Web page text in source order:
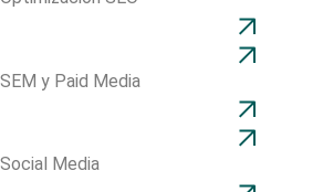
SEM y Paid Media
Social Media